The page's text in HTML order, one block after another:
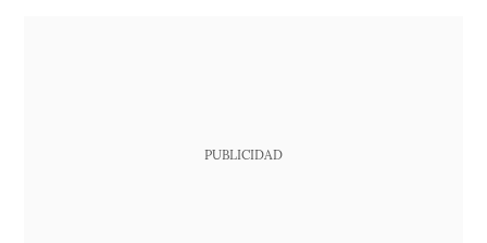
PUBLICIDAD